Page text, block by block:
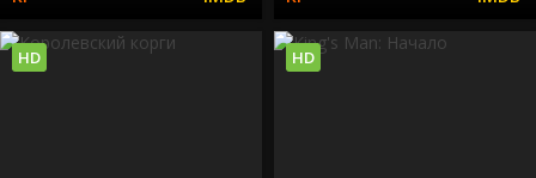
HD HD